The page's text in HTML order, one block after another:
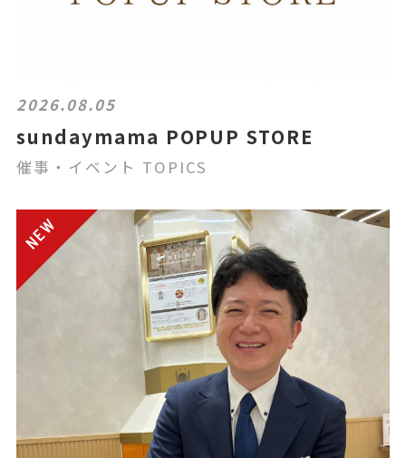
2026.08.05
sundaymama POPUP STORE
催事・イベント TOPICS